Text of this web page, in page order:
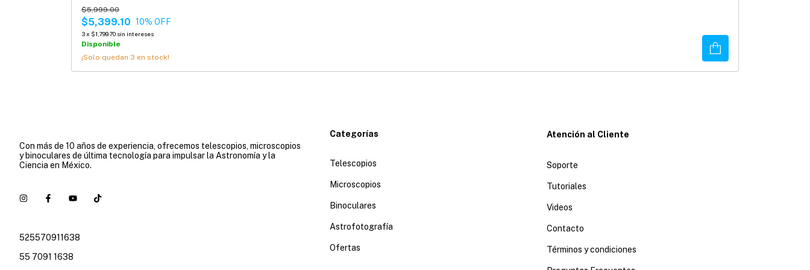
$5,399.10
$5,999.00
10% OFF
3x $1,799.70 sin intereses
Disponible
¡Solo quedan 3 en stock!
Comprar
Con más de 10 años de experiencia, ofrecemos telescopios, microscopios
y binoculares de última tecnología para impulsar la Astronomía y la
Ciencia en México.
525570911638
55 7091 1638
Categorías
Telescopios
Microscopios
Binoculares
Astrofotografía
Ofertas
Atención al Cliente
Soporte
Tutoriales
Videos
Contacto
Términos y condiciones